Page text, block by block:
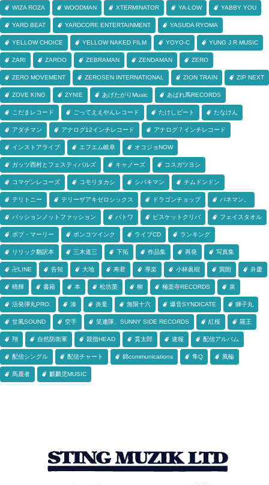
WIZA ROZA WOODMAN XTERMINATOR YA-LOW YABBY YOU
YARD BEAT YARDCORE ENTERTAINMENT YASUDA RYOMA
YELLOW CHOICE YELLOW NAKED FILM YOYO-C YUNG J.R MUSIC
ZARI ZAROO ZEBRAMAN ZENDAMAN ZERO
ZERO MOVEMENT ZEROSEN INTERNATIONAL ZION TRAIN ZIP NEXT
ZOVE KING ZYNIE あげたがりMusic あばれ馬RECORDS
こだまレコード ごってええやんレコード たけしビート たなけん
アダチマン アナログ12インチレコード アナログ７インチレコード
インストアライブ エフエム岐阜 オコジョNOW
ガッツ西村とフェスティバルズ キャノーズ コスガツヨシ
コマゲンレコーズ コモリタカシ シバキマン チムドンドン
テリトニー テリーザアキゼロシックス ドラゴンチョップ バネマン。
パッションノットファッション パトワ ビスケットクリバ フェイスタオル
ボブ・マーリー ポンコツインク ライブCD ランキング
リリック翻訳本 三木道三 下拓 作品集 再発 写真集
卍LINE 告知 大地 寿君 導楽 小林眞樹 巽朗 弁慶
晴輝 書籍 本 松坊栗 柳 極楽寺RECORDS 泉
活発弾丸PRO. 湊 炎童 無限十六 爆音SYNDICATE 獅子丸
甘風SOUND 空手 笑連隊、SUNNY SIDE RECORDS 紅桜 羅王
翔 自然防衛軍 親指HEAD 貫太郎 速報 配信アルバム
配信シングル 配信チャート 錦communications 隼Q 風輪
馬鹿者 麒麟児MUSIC